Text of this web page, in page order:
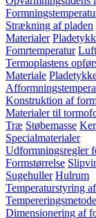
Strækning af pladen
Materialer
Fomrtemperatur
Termoplastens
Materiale
Konstruktion af
Materialer til
Træ Støbemasse
Specialmaterialer
Udformningsregler
Formstørrelse
Sugehuller Hulrum
Temperaturstyring
Dimensionering af